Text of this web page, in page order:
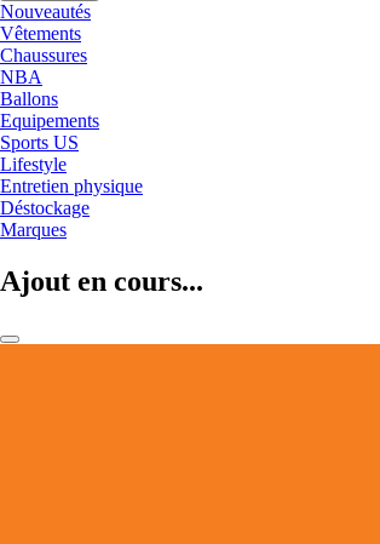
Nouveautés
Vêtements
Chaussures
NBA
Ballons
Equipements
Sports US
Lifestyle
Entretien physique
Déstockage
Marques
Ajout en cours...